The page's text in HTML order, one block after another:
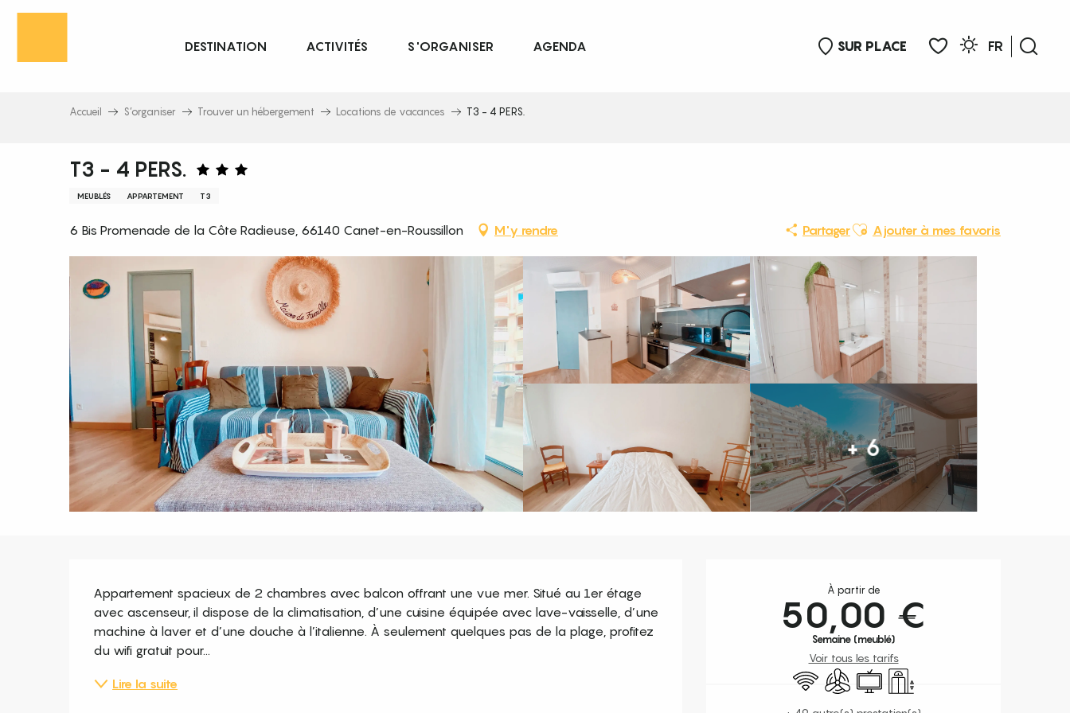
Aller
principal
SUR PLACE
FR
DESTINATION ACTIVITÉS S'ORGANISER AGENDA
Accueil S’organiser Trouver un hébergement Locations de vacances T3 - 4 PERS.
T3 - 4 PERS.
MEUBLÉS APPARTEMENT T3
6 Bis Promenade de la Côte Radieuse, 66140 Canet-en-Roussillon M'y rendre PartagerAjouter aux favoris
Ajouter à mes favoris
+ 6
Ouverture et coordonnées
À partir de
50,00 €
Semaine (meublé)
Voir tous les tarifs
WiFi Air conditionné
TélévisionAscenseur
Appartement spacieux de 2 chambres avec balcon offrant une vue mer. Situé au 1er étage
avec ascenseur, il dispose de la climatisation, d’une cuisine équipée avec lave-vaisselle, d’une
machine à laver et d’une douche à l’italienne. À seulement quelques pas de la plage, profitez
du wifi gratuit pour...
Lire la suite